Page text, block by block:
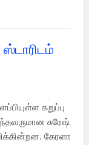
கறுப்பு
சுரேஷ்
கேரளா